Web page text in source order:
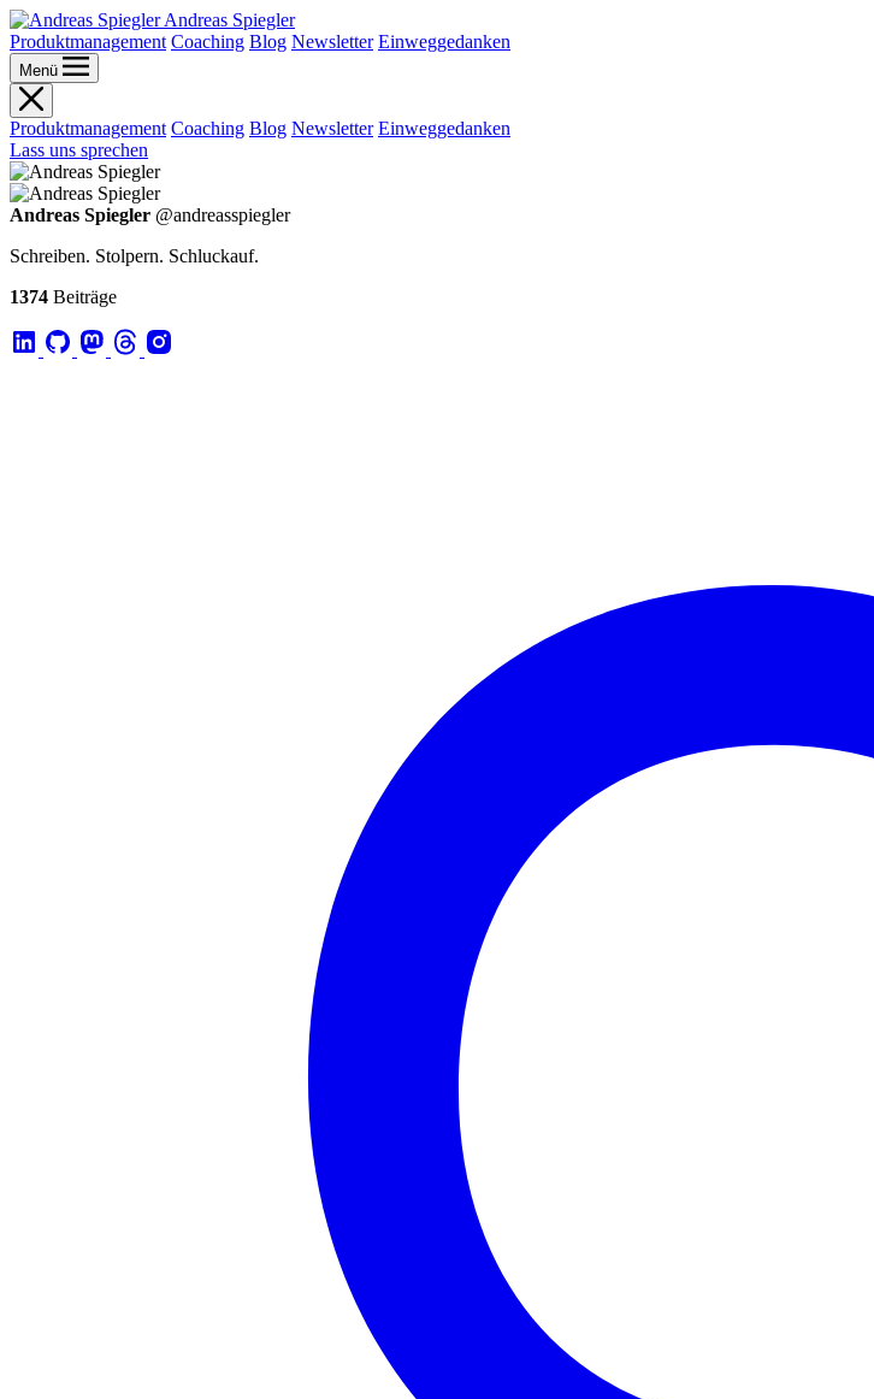
Andreas Spiegler
Produktmanagement Coaching Blog Newsletter Einweggedanken
Menü
Produktmanagement Coaching Blog Newsletter Einweggedanken
Lass uns sprechen
Andreas Spiegler @andreasspiegler
Schreiben. Stolpern. Schluckauf.
1374 Beiträge